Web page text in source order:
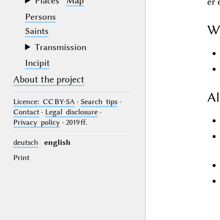
Persons
Saints
Transmission
Incipit
About the project
Licence: CC BY-SA· Search tips·
Contact· Legal disclosure·
Privacy policy· 2019 ff.
deutsch
english
Print